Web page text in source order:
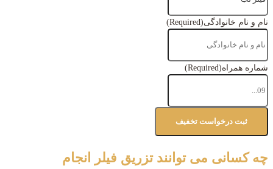
نام و نام خانوادگی(Required)
شماره همراه(Required)
چه کسانی می توانند تزریق فیلر انجام